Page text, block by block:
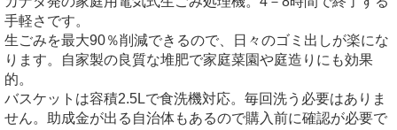
手軽さです。
生ごみを最大90％削減できるので、日々のゴミ出しが楽にな
ります。自家製の良質な堆肥で家庭菜園や庭造りにも効果
的。
バスケットは容積2.5Lで食洗機対応。毎回洗う必要はありま
せん。助成金が出る自治体もあるので購入前に確認が必要で